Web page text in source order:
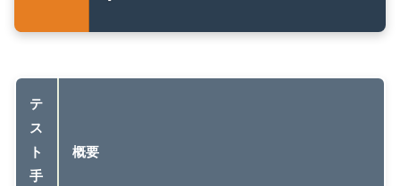
テ
ス
ト
手
概要